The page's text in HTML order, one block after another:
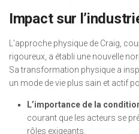
Impact sur
L’approche physique de Craig,
rigoureux, a établi une nouvelle
Sa transformation physique a
un mode de vie plus sain et actif
L’importance de la
courant que les acteurs se
rôles exigeants.